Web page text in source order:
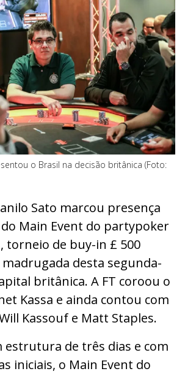
o Brasil na decisão britânica (Foto:
Sato marcou presença
Main Event do partypoker
torneio de buy-in £ 500
desta segunda-
britânica. A FT coroou o
Kassa e ainda contou com
Kassouf e Matt Staples.
estrutura de três dias e com
iniciais, o Main Event do